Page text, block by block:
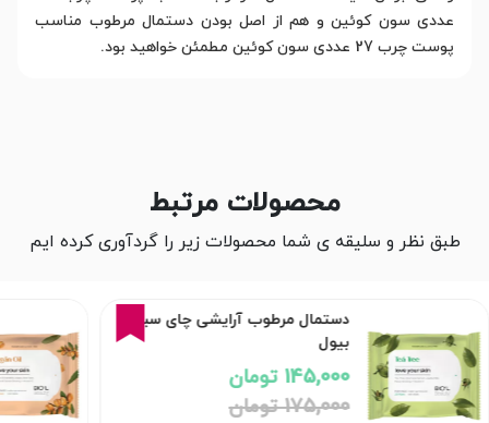
عددی سون کوئین و هم از اصل بودن دستمال مرطوب مناسب
پوست چرب 27 عددی سون کوئین مطمئن خواهید بود.
محصولات مرتبط
طبق نظر و سلیقه ی شما محصولات زیر را گردآوری کرده ایم
دستمال مرطوب آرایشی چای سبز
بیول
145,000 تومان
175,000 تومان